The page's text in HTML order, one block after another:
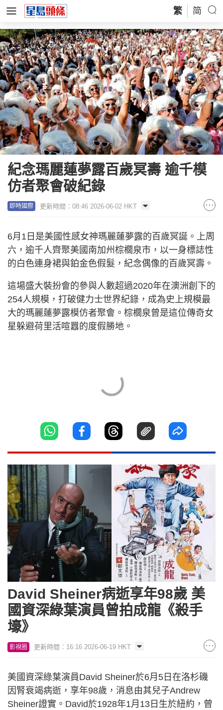
繁 简
紀念瑪麗蓮夢露百歲冥壽 逾千模
仿者聚會破紀錄
即時國際 更新時間：08:46 2026-06-02 HKT
6月1日是美國性感女神瑪麗蓮夢露的百歲冥誕。上周
六，逾千人齊聚美國南加州棕櫚泉市，以一身標誌性
的白色連身裙與鉑金色假髮，紀念偶像的百歲冥壽。
這場盛大裝扮會的參與人數超過2020年在澳洲創下的
254人規模，打破健力士世界紀錄，成為史上規模最
大的瑪麗蓮夢露模仿者聚會。棕櫚泉曾是這位傳奇女
星躲避荷里活喧囂的度假勝地。
David Sheiner病逝享年98歲 美
國資深綠葉演員曾拍成龍《殺手
壕》
影視圈 更新時間：16:16 2026-06-19 HKT
美國資深綠葉演員David Sheiner於6月5日在洛杉磯
因腎衰竭病逝，享年98歲，消息由其兒子Andrew
Sheiner證實。David於1928年1月13日生於紐約，曾